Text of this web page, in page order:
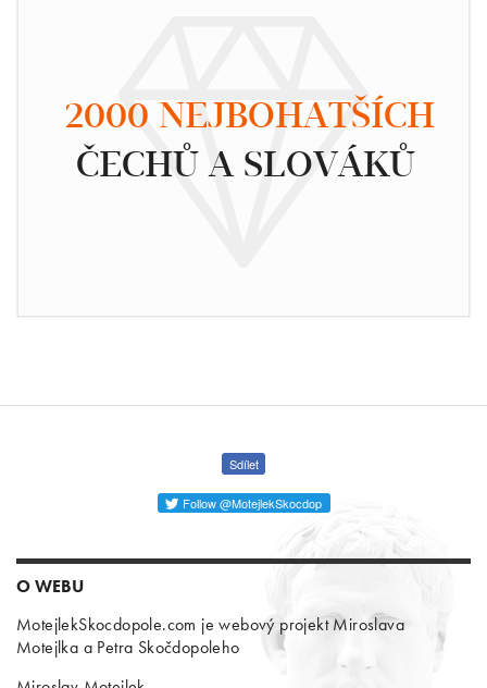
2000 NEJBOHATŠÍCH
ČECHŮ A SLOVÁKŮ
Sdílet
Follow @MotejlekSkocdop
O WEBU
MotejlekSkocdopole.com je webový projekt Miroslava
Motejlka a Petra Skočdopoleho